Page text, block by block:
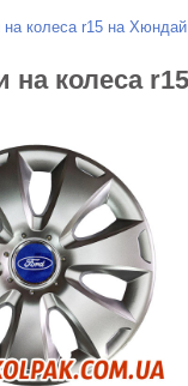
на колеса r15 на
на колеса